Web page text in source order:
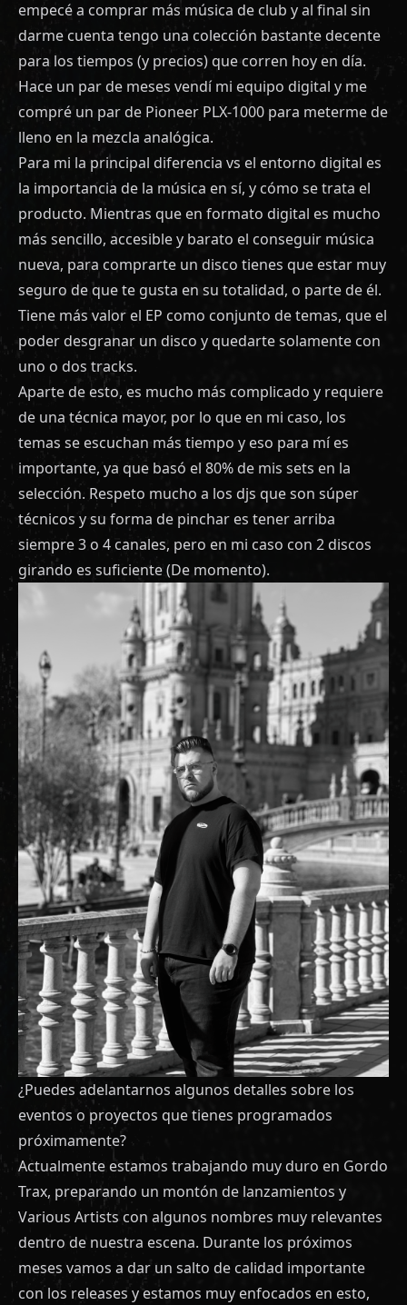
empecé a comprar más música de club y al final sin
darme cuenta tengo una colección bastante decente
para los tiempos (y precios) que corren hoy en día.
Hace un par de meses vendí mi equipo digital y me
compré un par de Pioneer PLX-1000 para meterme de
lleno en la mezcla analógica.
Para mi la principal diferencia vs el entorno digital es
la importancia de la música en sí, y cómo se trata el
producto. Mientras que en formato digital es mucho
más sencillo, accesible y barato el conseguir música
nueva, para comprarte un disco tienes que estar muy
seguro de que te gusta en su totalidad, o parte de él.
Tiene más valor el EP como conjunto de temas, que el
poder desgranar un disco y quedarte solamente con
uno o dos tracks.
Aparte de esto, es mucho más complicado y requiere
de una técnica mayor, por lo que en mi caso, los
temas se escuchan más tiempo y eso para mí es
importante, ya que basó el 80% de mis sets en la
selección. Respeto mucho a los djs que son súper
técnicos y su forma de pinchar es tener arriba
siempre 3 o 4 canales, pero en mi caso con 2 discos
girando es suficiente (De momento).
¿Puedes adelantarnos algunos detalles sobre los
eventos o proyectos que tienes programados
próximamente?
Actualmente estamos trabajando muy duro en Gordo
Trax, preparando un montón de lanzamientos y
Various Artists con algunos nombres muy relevantes
dentro de nuestra escena. Durante los próximos
meses vamos a dar un salto de calidad importante
con los releases y estamos muy enfocados en esto,